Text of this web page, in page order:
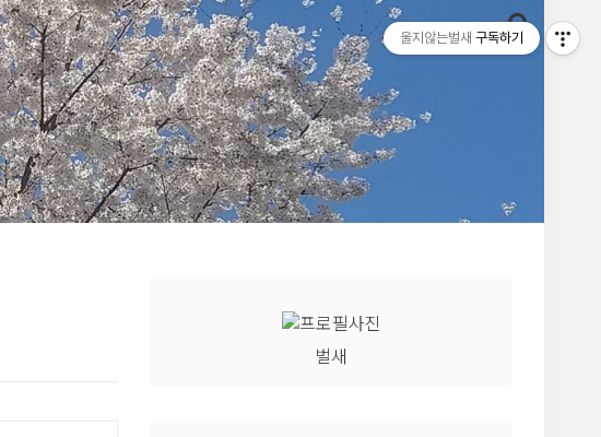
벌새
울지않는벌새 구독하기